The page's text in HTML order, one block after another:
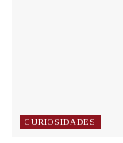
CURIOSIDADES